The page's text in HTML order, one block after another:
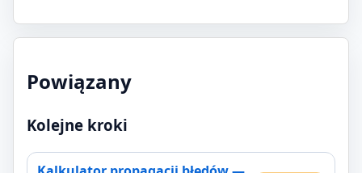
Powiązany
Kolejne kroki